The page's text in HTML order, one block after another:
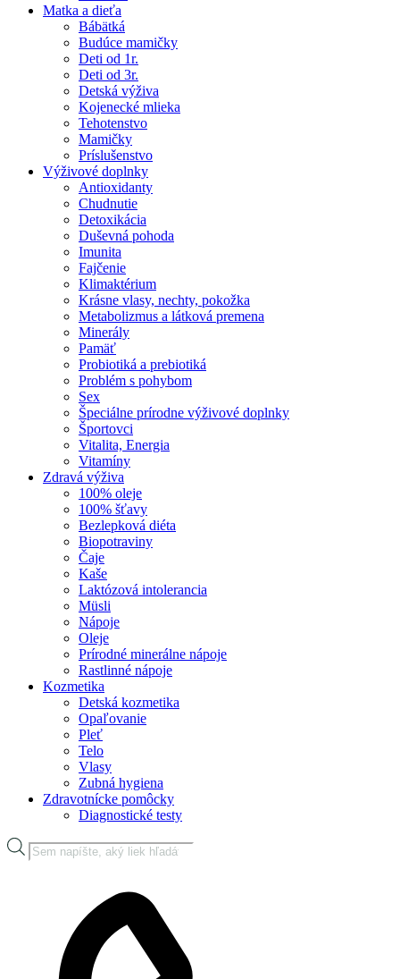
Matka a dieťa
Bábätká
Budúce mamičky
Deti od 1r.
Deti od 3r.
Detská výživa
Kojenecké mlieka
Tehotenstvo
Mamičky
Príslušenstvo
Výživové doplnky
Antioxidanty
Chudnutie
Detoxikácia
Duševná pohoda
Imunita
Fajčenie
Klimaktérium
Krásne vlasy, nechty, pokožka
Metabolizmus a látková premena
Minerály
Pamäť
Probiotiká a prebiotiká
Problém s pohybom
Sex
Špeciálne prírodne výživové doplnky
Športovci
Vitalita, Energia
Vitamíny
Zdravá výživa
100% oleje
100% šťavy
Bezlepková diéta
Biopotraviny
Čaje
Kaše
Laktózová intolerancia
Müsli
Nápoje
Oleje
Prírodné minerálne nápoje
Rastlinné nápoje
Kozmetika
Detská kozmetika
Opaľovanie
Pleť
Telo
Vlasy
Zubná hygiena
Zdravotnícke pomôcky
Diagnostické testy
Products
search